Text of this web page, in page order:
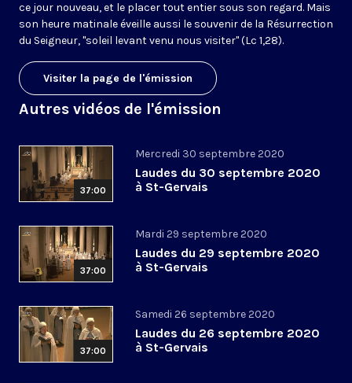
ce jour nouveau, et le placer tout entier sous son regard. Mais
son heure matinale éveille aussi le souvenir de la Résurrection
du Seigneur, "soleil levant venu nous visiter" (Lc 1,28).
Visiter la page de l'émission
Autres vidéos de l'émission
37:00
Mercredi 30 septembre 2020
Laudes du 30 septembre 2020
à St-Gervais
37:00
Mardi 29 septembre 2020
Laudes du 29 septembre 2020
à St-Gervais
37:00
Samedi 26 septembre 2020
Laudes du 26 septembre 2020
à St-Gervais